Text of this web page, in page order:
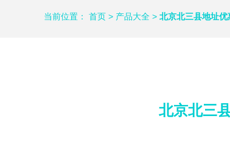
当前位置： 首页 > 产品大全 > 北京北三县地址
北京北三